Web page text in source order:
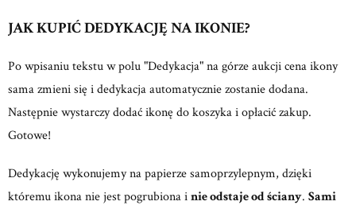
JAK KUPIĆ DEDYKACJĘ NA IKONIE?
Po wpisaniu tekstu w polu "Dedykacja" na górze aukcji cena ikony
sama zmieni się i dedykacja automatycznie zostanie dodana.
Następnie wystarczy dodać ikonę do koszyka i opłacić zakup.
Gotowe!
Dedykację wykonujemy na papierze samoprzylepnym, dzięki
któremu ikona nie jest pogrubiona inie odstaje od ściany. Sami